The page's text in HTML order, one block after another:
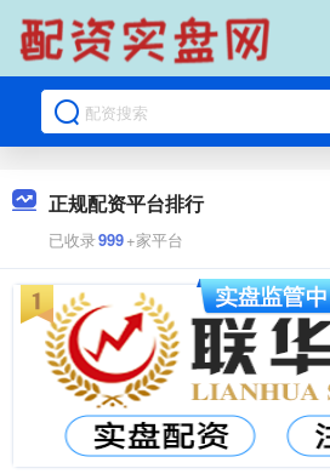
正规配资平台排行
已收录999+家平台